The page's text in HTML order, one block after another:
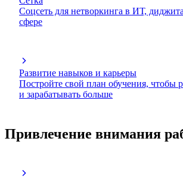
Соцсеть для нетворкинга в ИТ,
сфере
Развитие навыков и карьеры
Постройте свой план обучения, чтобы
и зарабатывать больше
Привлечение внимания